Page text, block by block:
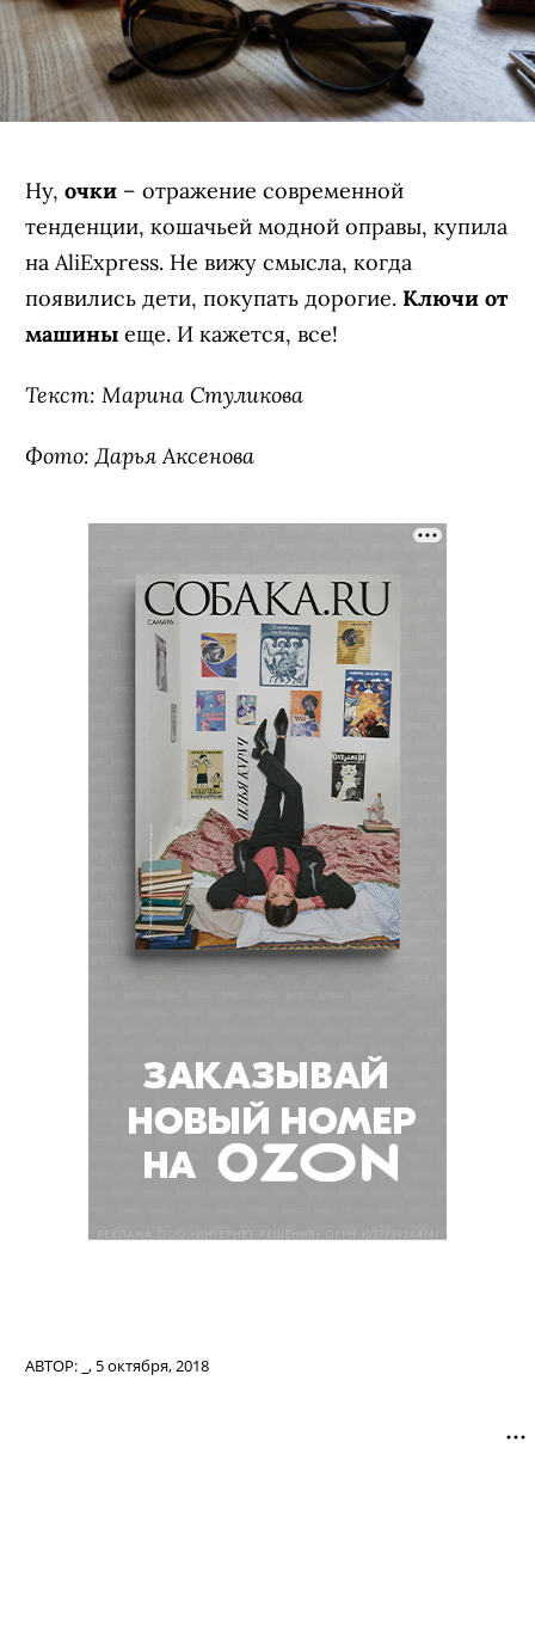
Ну, очки – отражение современной
тенденции, кошачьей модной оправы, купила
на AliExpress. Не вижу смысла, когда
появились дети, покупать дорогие. Ключи от
машины еще. И кажется, все!
Текст: Марина Стуликова
Фото: Дарья Аксенова
АВТОР: , 5 октября, 2018